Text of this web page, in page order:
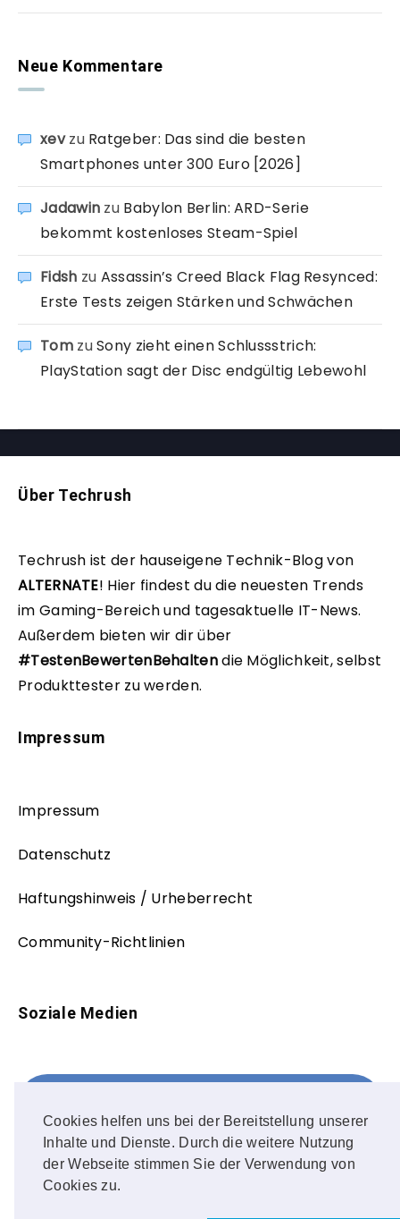
Cookies helfen uns bei der Bereitstellung unserer
Inhalte und Dienste. Durch die weitere Nutzung
der Webseite stimmen Sie der Verwendung von
Cookies zu.
Neue Kommentare
xevzu Ratgeber: Das sind die besten
Smartphones unter 300 Euro [2026]
Jadawin zu Babylon Berlin: ARD-Serie
bekommt kostenloses Steam-Spiel
Fidsh zu Assassin’s Creed Black Flag Resynced:
Erste Tests zeigen Stärken und Schwächen
TomzuSony zieht einen Schlussstrich:
PlayStation sagt der Disc endgültig Lebewohl
Über Techrush
Techrush ist der hauseigene Technik-Blog von
ALTERNATE! Hier findest du die neuesten Trends
im Gaming-Bereich und tagesaktuelle IT-News.
Außerdem bieten wir dir über
#TestenBewertenBehaltendie Möglichkeit, selbst
Produkttester zu werden.
Impressum
Impressum
Datenschutz
Haftungshinweis / Urheberrecht
Community-Richtlinien
Soziale Medien
FOLLOW ME!
Instagram
OUR PHOTOS!